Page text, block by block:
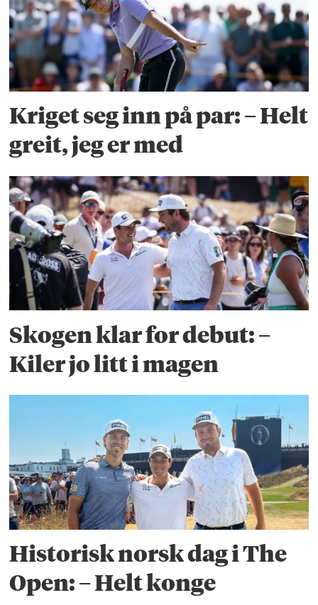
Kriget seg inn på par: – Helt
greit, jeg er med
Skogen klar for debut: –
Kiler jo litt i magen
Historisk norsk dag i The
Open: – Helt konge